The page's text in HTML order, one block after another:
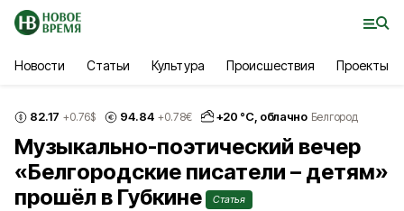
Новости Статьи Культура Происшествия Проекты
82.17 +0.76$ 94.84 +0.78€ +20 °С, облачно Белгород
Музыкально-поэтический вечер
«Белгородские писатели – детям»
прошёл в Губкине
Статья